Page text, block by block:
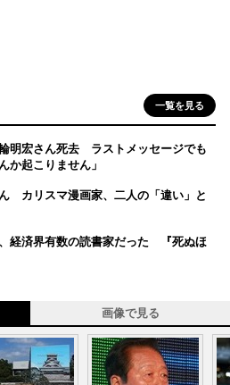
一覧を見る
明宏さん死去 ラストメッセージでも
起こりません」
カリスマ漫画家、二人の「違い」と
経済界有数の読書家だった 『死ぬほ
画像で見る